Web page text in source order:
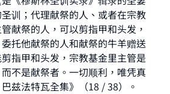
训；代理献祭的人、或者在宗教
献祭的人，可以剪指甲和头发，
托他献祭的人和献祭的牛羊赠送
指甲和头发，宗教基金里主管是
不是献祭者。一切顺利，唯凭真
兹法特瓦全集》（18 / 38）。
do it."
(MUSLIM, 1893)
IslamQA